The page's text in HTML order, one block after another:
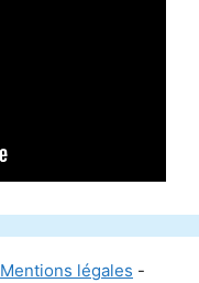
Mentions légales -